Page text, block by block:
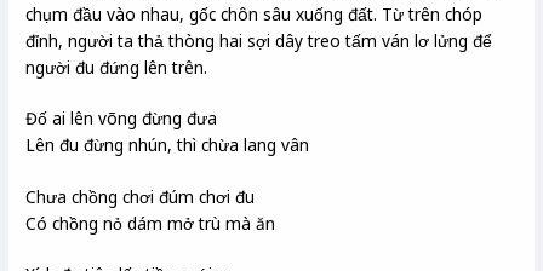
chụm đầu vào nhau, gốc chôn sâu xuống đất. Từ trên chóp
đỉnh, người ta thả thòng hai sợi dây treo tấm ván lơ lửng để
người đu đứng lên trên.
Đố ai lên võng đừng đưa
Lên đu đừng nhún, thì chừa lang vân
Chưa chồng chơi đúm chơi đu
Có chồng nỏ dám mở trù mà ăn